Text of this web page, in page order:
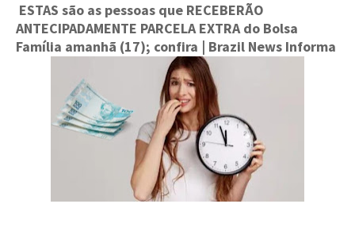
ESTAS são as pessoas que RECEBERÃO
ANTECIPADAMENTE PARCELA EXTRA do Bolsa
Família amanhã (17); confira | Brazil News Informa